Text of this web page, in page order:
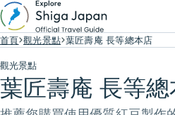
首頁 觀光景點 葉匠壽庵 長等總本店
觀光景點
葉匠壽庵 長等總